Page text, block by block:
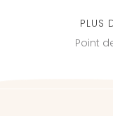
PLUS
Point